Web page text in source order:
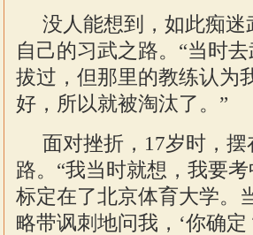
没人能想到，如此痴
自己的习武之路。“当时
拔过，但那里的教练认为
好，所以就被淘汰了。”
面对挫折，17岁时，
路。“我当时就想，我要
标定在了北京体育大学。
略带讽刺地问我，‘你确定